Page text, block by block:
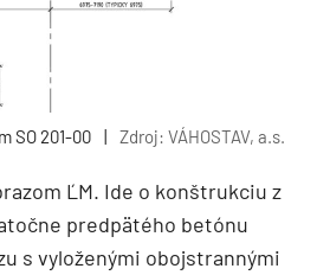
SO 201-00 | Zdroj: VÁHOSTAV, a.s.
ĽM. Ide o konštrukciu z
predpätého betónu
s vyloženými obojstrannými